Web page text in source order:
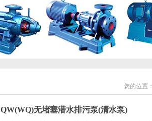
您的位置：
QW(WQ)无堵塞潜水排污泵(清水泵)